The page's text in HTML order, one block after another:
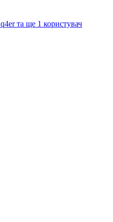
q4erта ще 1 користувач